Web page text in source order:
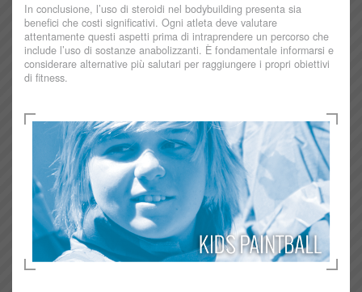
In conclusione, l’uso di steroidi nel bodybuilding presenta sia
benefici che costi significativi. Ogni atleta deve valutare
attentamente questi aspetti prima di intraprendere un percorso che
include l’uso di sostanze anabolizzanti. È fondamentale informarsi e
considerare alternative più salutari per raggiungere i propri obiettivi
di fitness.